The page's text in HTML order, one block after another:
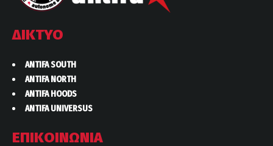
ΔΙΚΤΥΟ
ANTIFA SOUTH
ANTIFA NORTH
ANTIFA HOODS
ANTIFA UNIVERSUS
ΕΠΙΚΟΙΝΩΝΙΑ